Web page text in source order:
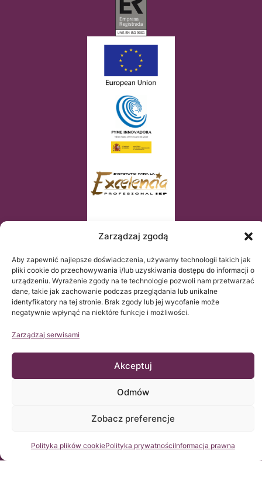
Zarządzaj zgodą
Aby zapewnić najlepsze doświadczenia, używamy technologii takich jak
pliki cookie do przechowywania i/lub uzyskiwania dostępu do informacji o
urządzeniu. Wyrażenie zgody na te technologie pozwoli nam przetwarzać
dane, takie jak zachowanie podczas przeglądania lub unikalne
identyfikatory na tej stronie. Brak zgody lub jej wycofanie może
negatywnie wpłynąć na niektóre funkcje i możliwości.
Zarządzaj serwisami
Akceptuj
Odmów
Zobacz preferencje
Polityka plików cookiePolityka prywatnościInformacja prawna
© Copyright Institut Chiari 2025
Instytut Chiari & Siringomielia & Escoliosis de Barcelona (ICSEB)
Zawartość tej strony web jest nieoficjalnym tłumaczeniem
tekstu oryginalnego umieszczonego na stronie web po
HISZPAŃSKU i jest jedynie uprzejmością Instytutu Chiari &
stroną.
Skontaktuj się z nami